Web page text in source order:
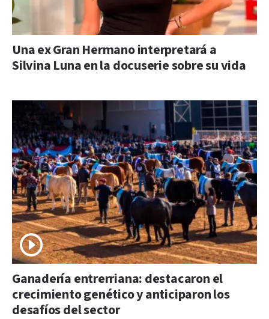
Una ex Gran Hermano interpretará a
Silvina Luna en la docuserie sobre su vida
Ganadería entrerriana: destacaron el
crecimiento genético y anticiparon los
desafíos del sector